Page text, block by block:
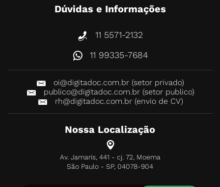
Dúvidas e Informações
11 5571-2132
11 99335-7684
oi@digitadoc.com.br (setor privado)
publico@digitadoc.com.br (setor publico)
rh@digitadoc.com.br (envio de CV)
Nossa Localização
Av. Jamaris, 441 - cj. 72, Moema
São Paulo - SP, 04078-904